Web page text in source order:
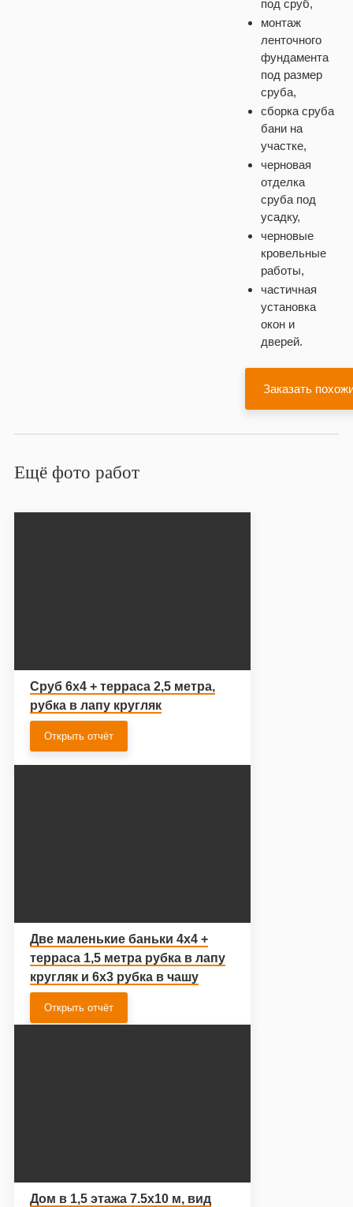
под сруб,
монтаж
ленточного
фундамента
под размер
сруба,
сборка сруба
бани на
участке,
черновая
отделка
сруба под
усадку,
черновые
кровельные
работы,
частичная
установка
окон и
дверей.
Ещё фото работ
Сруб 6х4 + терраса 2,5 метра,
рубка в лапу кругляк
Открыть отчёт
Две маленькие баньки 4х4 +
терраса 1,5 метра рубка в лапу
кругляк и 6х3 рубка в чашу
Открыть отчёт
Дом в 1,5 этажа 7.5х10 м, вид